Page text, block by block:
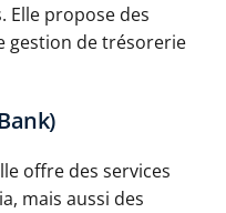
Elle propose des
gestion de trésorerie
offre des services
mais aussi des